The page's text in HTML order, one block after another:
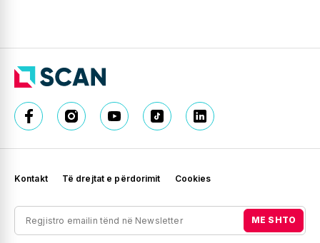
Kontakt Të drejtat e përdorimit Cookies
ME SHTO